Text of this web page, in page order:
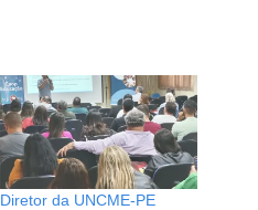
Diretor da UNCME-PE